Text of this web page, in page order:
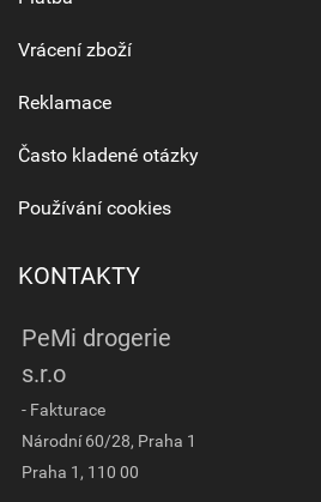
Vrácení zboží
Reklamace
Často kladené otázky
Používání cookies
KONTAKTY
PeMi drogerie
s.r.o
- Fakturace
Národní 60/28, Praha 1
Praha 1, 110 00